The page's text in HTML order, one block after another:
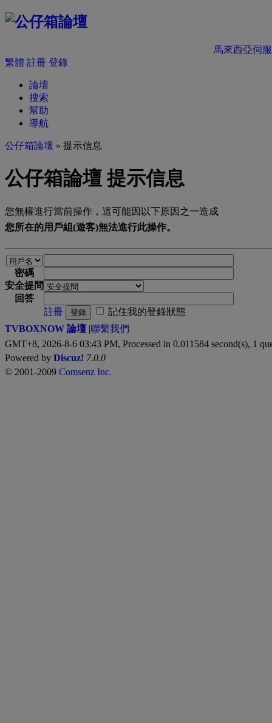
馬來西亞伺
繁體 註冊 登錄
論壇
搜索
幫助
導航
公仔箱論壇 » 提示信息
公仔箱論壇 提示信息
您無權進行當前操作，這可能因以下原因之一造成
您所在的用戶組(遊客)無法進行此操作。
密碼
安全提問
回答
註冊
登錄
記住我的登錄狀態
TVBOXNOW 論壇 |聯繫我們
GMT+8, 2026-8-6 03:43 PM, Processed in 0.011584 second(s), 1
Powered by Discuz! 7.0.0
© 2001-2009 Comsenz Inc.